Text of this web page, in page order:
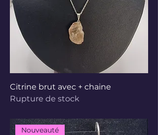
Citrine brut avec + chaine
Rupture de stock
Nouveauté